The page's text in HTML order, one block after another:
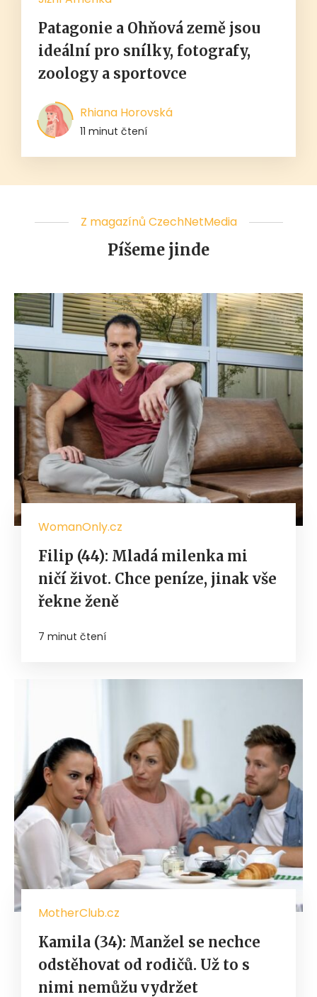
Patagonie a Ohňová země jsou
ideální pro snílky, fotografy,
zoology a sportovce
Rhiana Horovská
11 minut čtení
Z magazínů CzechNetMedia
Píšeme jinde
WomanOnly.cz
Filip (44): Mladá milenka mi
ničí život. Chce peníze, jinak vše
řekne ženě
7 minut čtení
MotherClub.cz
Kamila (34): Manžel se nechce
odstěhovat od rodičů. Už to s
nimi nemůžu vydržet